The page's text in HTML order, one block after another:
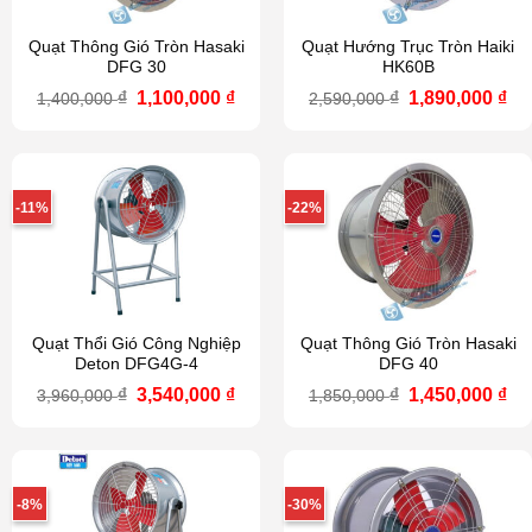
Quạt Thông Gió Tròn Hasaki
DFG 30
1,400,000₫ Giá
1,100,000 ₫Giá
Quạt Hướng Trục Tròn Haiki
HK60B
2,590,000₫ Giá
1,890,000 ₫
-11%
Quạt Thổi Gió Công Nghiệp
Deton DFG4G-4
3,960,000₫ Giá
3,540,000 ₫Giá
-22%
Quạt Thông Gió Tròn Hasaki
DFG 40
1,850,000₫ Giá
1,450,000 ₫
-8% -30%